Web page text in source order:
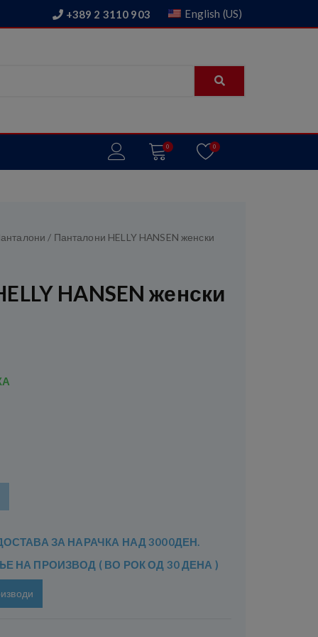
+389 2 3110 903 English (US)
0 0
/ Панталони HELLY HANSEN женски
HANSEN женски
ЗА НАРАЧКА НАД 3000ДЕН.
НА ПРОИЗВОД ( ВО РОК ОД 30 ДЕНА )